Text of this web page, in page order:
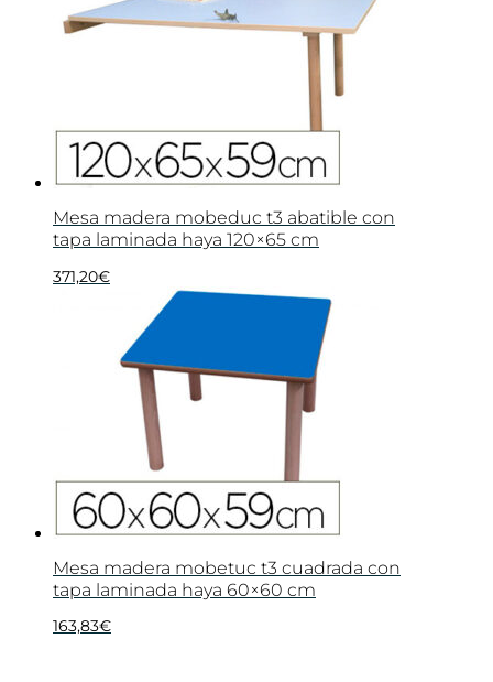
Mesa madera mobeduc t3 abatible con
tapa laminada haya 120×65 cm
371,20€
Mesa madera mobetuc t3 cuadrada con
tapa laminada haya 60×60 cm
163,83€